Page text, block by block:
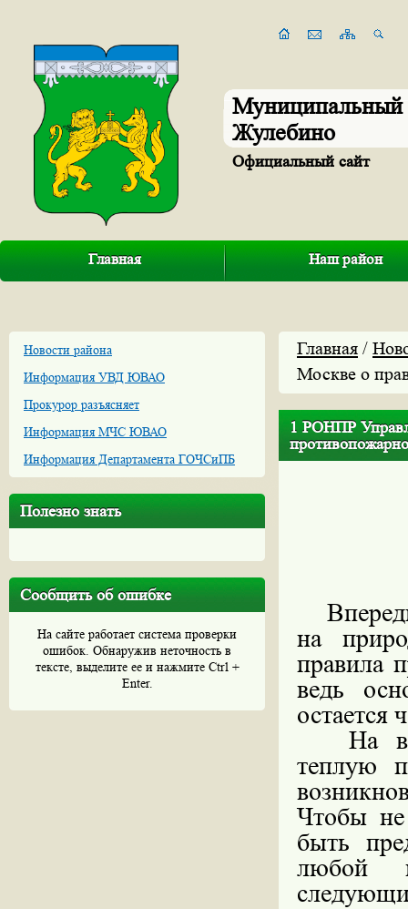
Муниципальный
Жулебино
Официальный сайт
Главная Наш район
Новости района
Информация УВД ЮВАО
Прокурор разъясняет
Информация МЧС ЮВАО
Информация Департамента ГОЧСиПБ
Полезно знать
Сообщить об ошибке
На сайте работает система проверки
ошибок. Обнаружив неточность в
тексте, выделите ее и нажмите Ctrl +
Enter.
Главная /
Москве о
1 РОНПР
на
правила
ведь
остается
На
теплую
Чтобы не
быть
любой